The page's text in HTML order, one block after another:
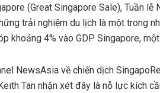
(Great Singapore Sale), Tuần
trải nghiệm du lịch là một trong
khoảng 4% vào GDP Singapore,
NewsAsia về chiến dịch
Tan nhận xét đây là nỗ lực kích